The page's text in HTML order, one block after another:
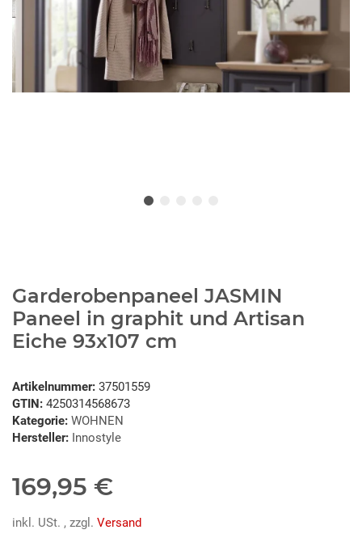
Garderobenpaneel JASMIN
Paneel in graphit und Artisan
Eiche 93x107 cm
Artikelnummer: 37501559
GTIN: 4250314568673
Kategorie: WOHNEN
Hersteller: Innostyle
169,95 €
inkl. USt. , zzgl. Versand